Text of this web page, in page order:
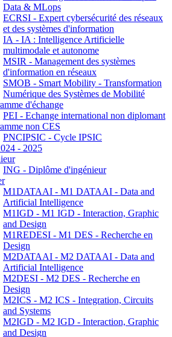
Data & MLops
ECRSI - Expert cybersécurité des réseaux
et des systèmes d'information
IA - IA : Intelligence Artificielle
multimodale et autonome
MSIR - Management des systèmes
d'information en réseaux
SMOB - Smart Mobility - Transformation
Numérique des Systèmes de Mobilité
d'échange
PEI - Echange international non diplomant
non CES
PNCIPSIC - Cycle IPSIC
- 2025
ING - Diplôme d'ingénieur
M1DATAAI - M1 DATAAI - Data and
Artificial Intelligence
M1IGD - M1 IGD - Interaction, Graphic
and Design
M1REDESI - M1 DES - Recherche en
Design
M2DATAAI - M2 DATAAI - Data and
Artificial Intelligence
M2DESI - M2 DES - Recherche en
Design
M2ICS - M2 ICS - Integration, Circuits
and Systems
M2IGD - M2 IGD - Interaction, Graphic
and Design